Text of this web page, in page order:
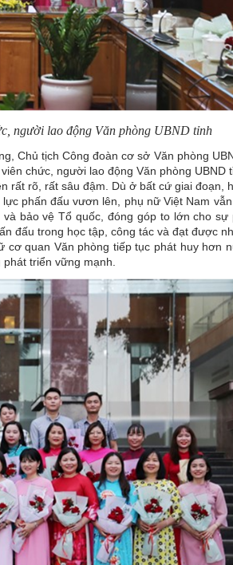
người lao động Văn phòng UBND tỉnh
Chủ tịch Công đoàn cơ sở Văn phòng
chức, người lao động Văn phòng UBND
rất rõ, rất sâu đậm. Dù ở bất cứ giai đoạn,
phấn đấu vươn lên, phụ nữ Việt Nam
bảo vệ Tổ quốc, đóng góp to lớn cho sự
đấu trong học tập, công tác và đạt được
quan Văn phòng tiếp tục phát huy hơn
triển vững mạnh.